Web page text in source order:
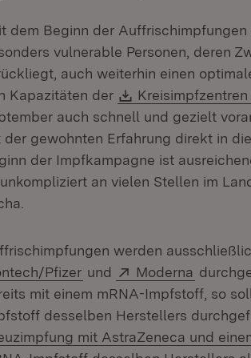
dem Beginn der
vulnerable Personen, deren
auch weiterhin einen
Kapazitäten der
Download:
Kreisimpfzentren
auch schnell und gezielt
der gewohnten Erfahrung direkt in
der Impfkampagne ist
an vielen Stellen im
werden
Pfizer (Öffnet in neuem Fenster)
und Extern:
Moderna (Öffnet
mit einem mRNA-Impfstoff, so
desselben Herstellers
mit AstraZeneca und